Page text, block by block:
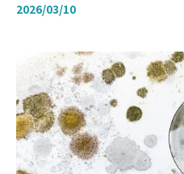
2026/03/10